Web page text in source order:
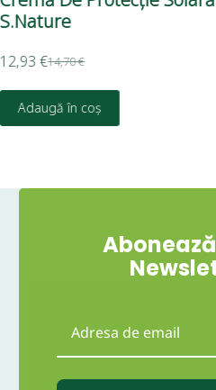
S.Nature
14,70€
12,93 €
Adaugă în coș